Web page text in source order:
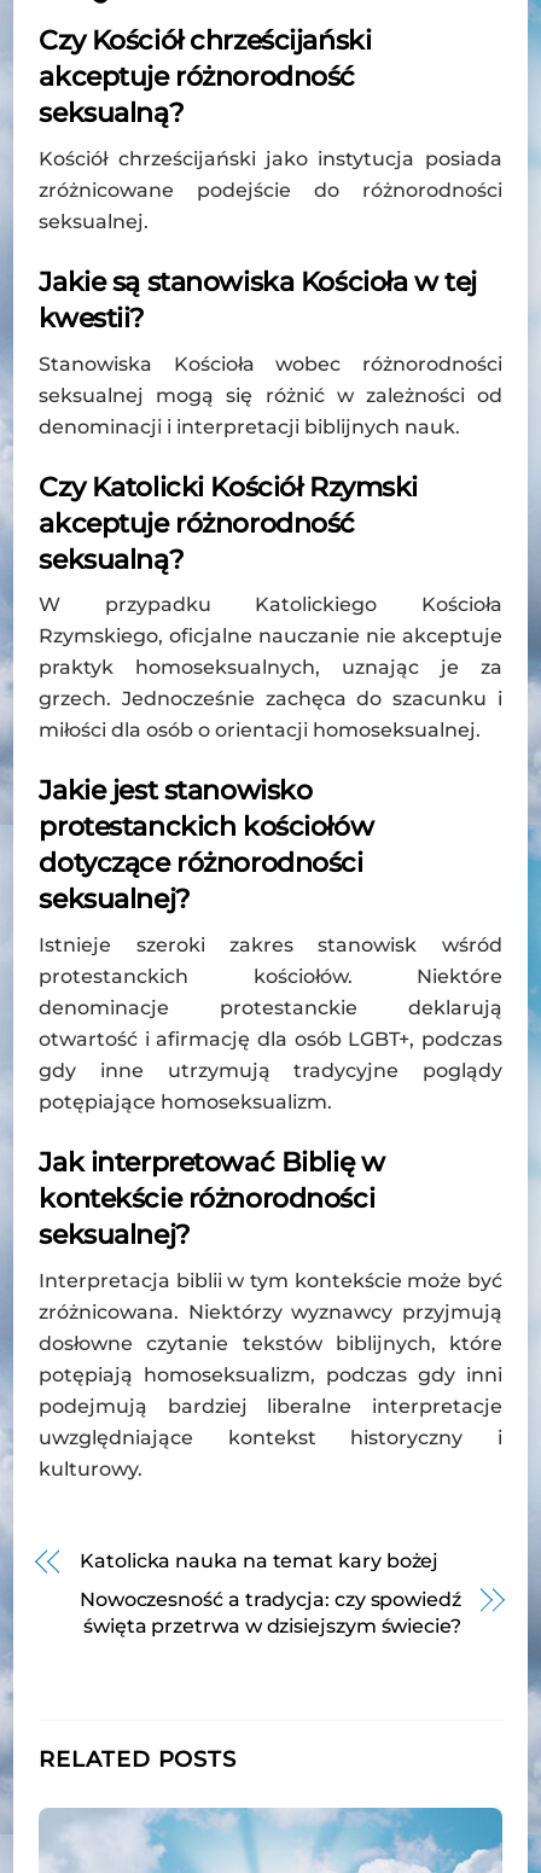
Czy Kościół chrześcijański
akceptuje różnorodność
seksualną?
Kościół chrześcijański jako instytucja posiada
zróżnicowane podejście do różnorodności
seksualnej.
Jakie są stanowiska Kościoła w tej
kwestii?
Stanowiska Kościoła wobec różnorodności
seksualnej mogą się różnić w zależności od
denominacji i interpretacji biblijnych nauk.
Czy Katolicki Kościół Rzymski
akceptuje różnorodność
seksualną?
W przypadku Katolickiego Kościoła
Rzymskiego, oficjalne nauczanie nie akceptuje
praktyk homoseksualnych, uznając je za
grzech. Jednocześnie zachęca do szacunku i
miłości dla osób o orientacji homoseksualnej.
Jakie jest stanowisko
protestanckich kościołów
dotyczące różnorodności
seksualnej?
Istnieje szeroki zakres stanowisk wśród
protestanckich kościołów. Niektóre
denominacje protestanckie deklarują
otwartość i afirmację dla osób LGBT+, podczas
gdy inne utrzymują tradycyjne poglądy
potępiające homoseksualizm.
Jak interpretować Biblię w
kontekście różnorodności
seksualnej?
Interpretacja biblii w tym kontekście może być
zróżnicowana. Niektórzy wyznawcy przyjmują
dosłowne czytanie tekstów biblijnych, które
potępiają homoseksualizm, podczas gdy inni
podejmują bardziej liberalne interpretacje
uwzględniające kontekst historyczny i
kulturowy.
Katolicka nauka na temat kary bożej
Nowoczesność a tradycja: czy spowiedź
święta przetrwa w dzisiejszym świecie?
RELATED POSTS